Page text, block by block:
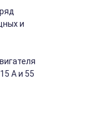
и
A и 55